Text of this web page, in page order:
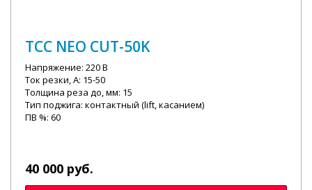
ТСС NEO CUT-50K
Напряжение: 220 В
Ток резки, А: 15-50
Толщина реза до, мм: 15
Тип поджига: контактный (lift, касанием)
ПВ %: 60
40 000 руб.